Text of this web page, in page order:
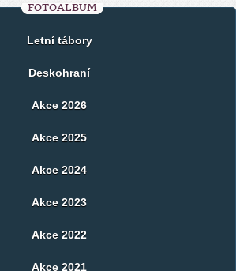
FOTOALBUM
Letní tábory
Deskohraní
Akce 2026
Akce 2025
Akce 2024
Akce 2023
Akce 2022
Akce 2021